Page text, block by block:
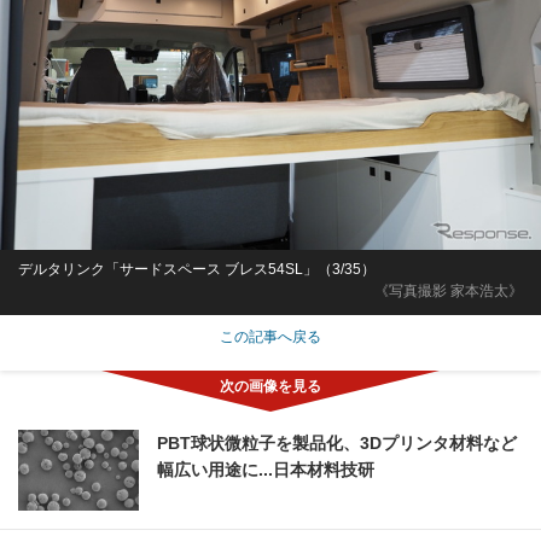
《写真撮影 家本浩太》
デルタリンク「サードスペース ブレス54SL」（3/35）
この記事へ戻る
PBT球状微粒子を製品化、3Dプリンタ材料など
幅広い用途に...日本材料技研